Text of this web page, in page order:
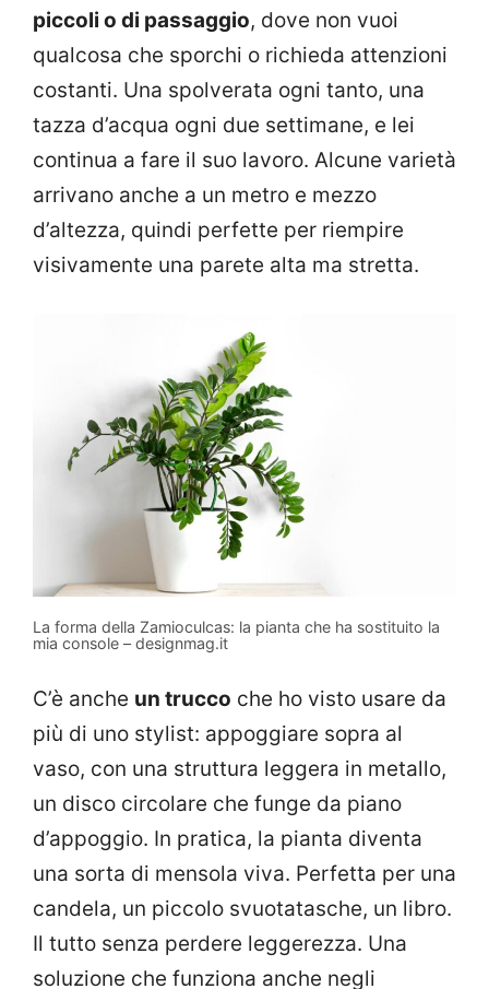
piccoli o di passaggio, dove non vuoi
qualcosa che sporchi o richieda attenzioni
costanti. Una spolverata ogni tanto, una
tazza d’acqua ogni due settimane, e lei
continua a fare il suo lavoro. Alcune varietà
arrivano anche a un metro e mezzo
d’altezza, quindi perfette per riempire
visivamente una parete alta ma stretta.
La forma della Zamioculcas: la pianta che ha sostituito la
mia console – designmag.it
C’è anche un trucco che ho visto usare da
più di uno stylist: appoggiare sopra al
vaso, con una struttura leggera in metallo,
un disco circolare che funge da piano
d’appoggio. In pratica, la pianta diventa
una sorta di mensola viva. Perfetta per una
candela, un piccolo svuotatasche, un libro.
Il tutto senza perdere leggerezza. Una
soluzione che funziona anche negli